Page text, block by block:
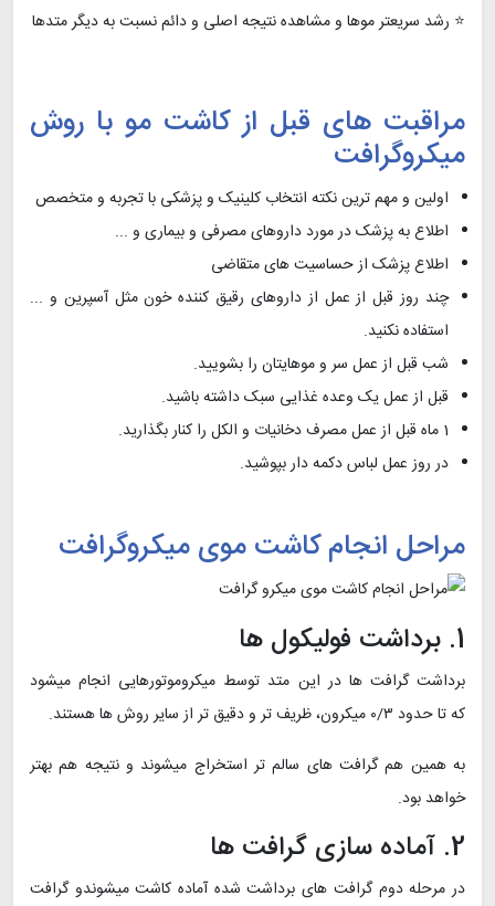
⭐ رشد سریعتر موها و مشاهده نتیجه اصلی و دائم نسبت به دیگر متدها
مراقبت های قبل از کاشت مو با روش
میکروگرافت
اولین و مهم ترین نکته انتخاب کلینیک و پزشکی با تجربه و متخصص
اطلاع به پزشک در مورد داروهای مصرفی و بیماری و ...
اطلاع پزشک از حساسیت های متقاضی
چند روز قبل از عمل از داروهای رقیق کننده خون مثل آسپرین و ...
استفاده نکنید.
شب قبل از عمل سر و موهایتان را بشویید.
قبل از عمل یک وعده غذایی سبک داشته باشید.
1 ماه قبل از عمل مصرف دخانیات و الکل را کنار بگذارید.
در روز عمل لباس دکمه دار بپوشید.
مراحل انجام کاشت موی میکروگرافت
1. برداشت فولیکول ها
برداشت گرافت ها در این متد توسط میکروموتورهایی انجام میشود
که تا حدود ۰/۳ میکرون، ظریف تر و دقیق تر از سایر روش ها هستند.
به همین هم گرافت های سالم تر استخراج میشوند و نتیجه هم بهتر
خواهد بود.
2. آماده سازی گرافت ها
در مرحله دوم گرافت های برداشت شده آماده کاشت میشوندو گرافت